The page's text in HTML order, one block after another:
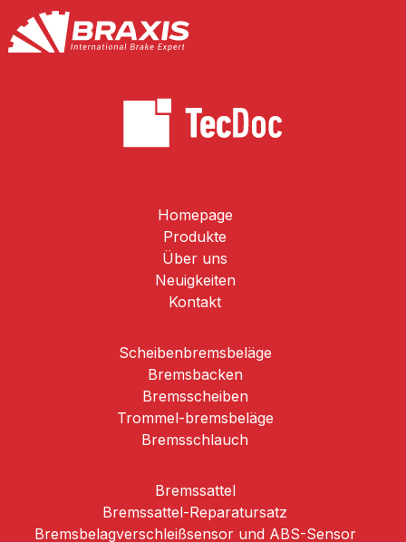
Homepage
Produkte
Über uns
Neuigkeiten
Kontakt
Scheibenbremsbeläge
Brems­backen
Bremsscheiben
Trommel-­bremsbeläge
Bremsschlauch
Bremssattel
Bremssattel-Reparatursatz
Bremsbelagverschleißsensor und ABS-Sensor